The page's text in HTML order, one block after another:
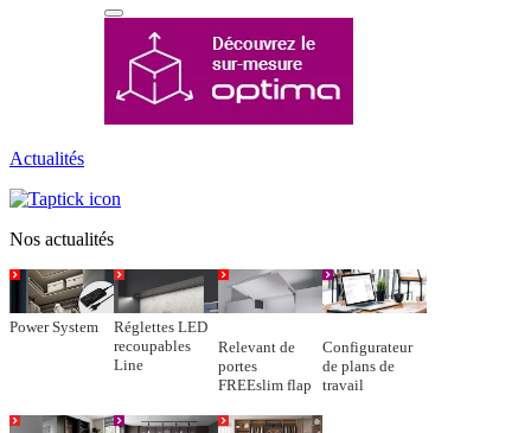
Actualités
Nos actualités
Power System
Réglettes LED
recoupables
Line
Relevant de
portes
FREEslim flap
Configurateur
de plans de
travail